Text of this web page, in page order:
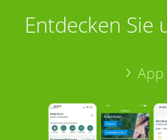
Entdecken Sie